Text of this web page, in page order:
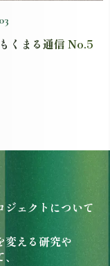
くまる通信 No.5
ジェク ト について
変え る研究や
、